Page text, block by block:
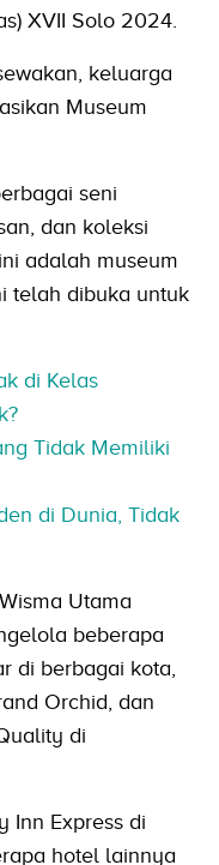
XVII Solo 2024.
keluarga
Museum
seni
dan koleksi
adalah museum
telah dibuka untuk
di Kelas
Tidak Memiliki
di Dunia, Tidak
Utama
beberapa
di berbagai kota,
Orchid, dan
di
Inn Express di
hotel lainnya